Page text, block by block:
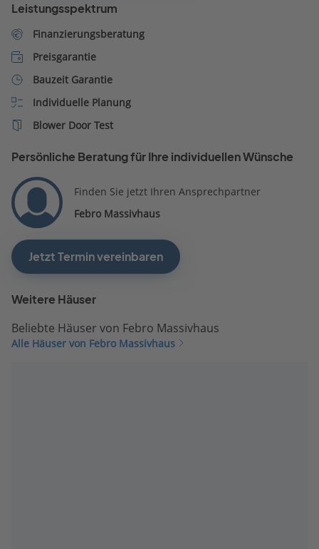
Leistungsspektrum
Finanzierungsberatung
Preisgarantie
Bauzeit Garantie
Individuelle Planung
Blower Door Test
Persönliche Beratung für Ihre individuellen Wünsche
Finden Sie jetzt Ihren Ansprechpartner
Febro Massivhaus
Jetzt Termin vereinbaren
Weitere Häuser
Beliebte Häuser von Febro Massivhaus
Alle Häuser von Febro Massivhaus